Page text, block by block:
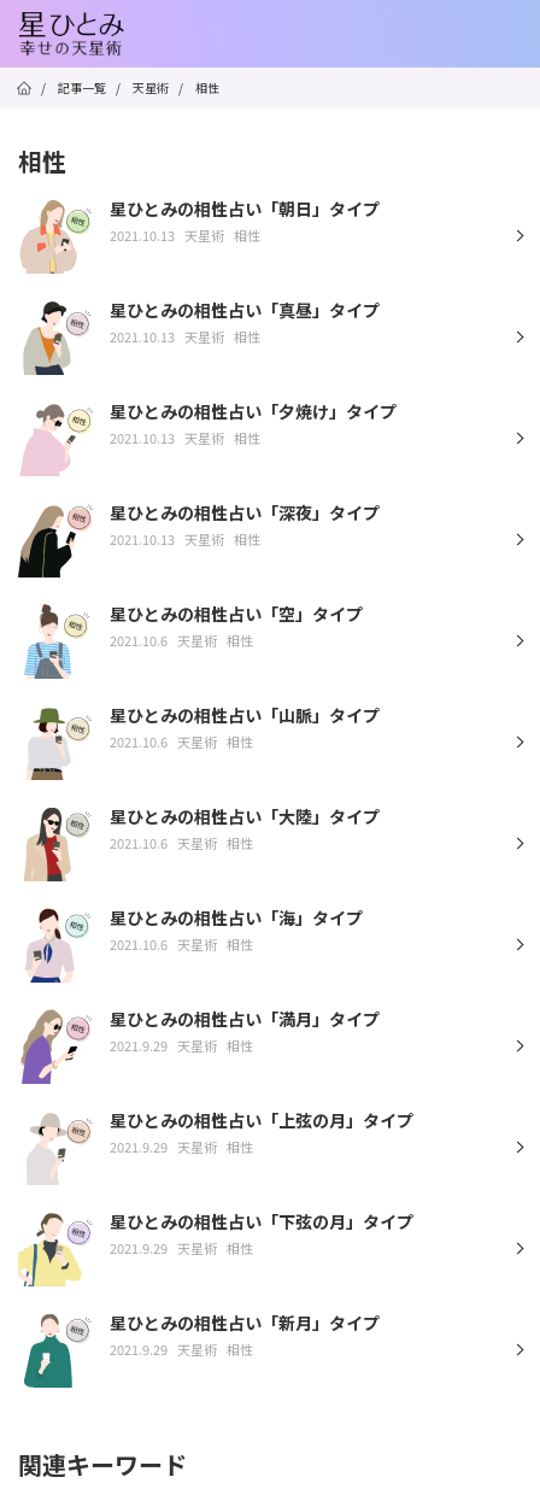
/ 記事一覧 / 天星術 / 相性
相性
星ひとみの相性占い「朝日」タイプ
2021.10.13 天星術 相性
星ひとみの相性占い「真昼」タイプ
2021.10.13 天星術 相性
星ひとみの相性占い「夕焼け」タイプ
2021.10.13 天星術 相性
星ひとみの相性占い「深夜」タイプ
2021.10.13 天星術 相性
星ひとみの相性占い「空」タイプ
2021.10.6 天星術 相性
星ひとみの相性占い「山脈」タイプ
2021.10.6 天星術 相性
星ひとみの相性占い「大陸」タイプ
2021.10.6 天星術 相性
星ひとみの相性占い「海」タイプ
2021.10.6 天星術 相性
星ひとみの相性占い「満月」タイプ
2021.9.29 天星術 相性
星ひとみの相性占い「上弦の月」タイプ
2021.9.29 天星術 相性
星ひとみの相性占い「下弦の月」タイプ
2021.9.29 天星術 相性
星ひとみの相性占い「新月」タイプ
2021.9.29 天星術 相性
関連キーワード